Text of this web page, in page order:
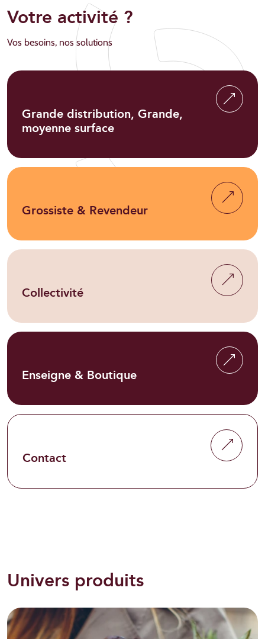
Votre activité ?
Vos besoins, nos solutions
Grande distribution, Grande,
moyenne surface
Grossiste & Revendeur
Collectivité
Enseigne & Boutique
Contact
Univers produits